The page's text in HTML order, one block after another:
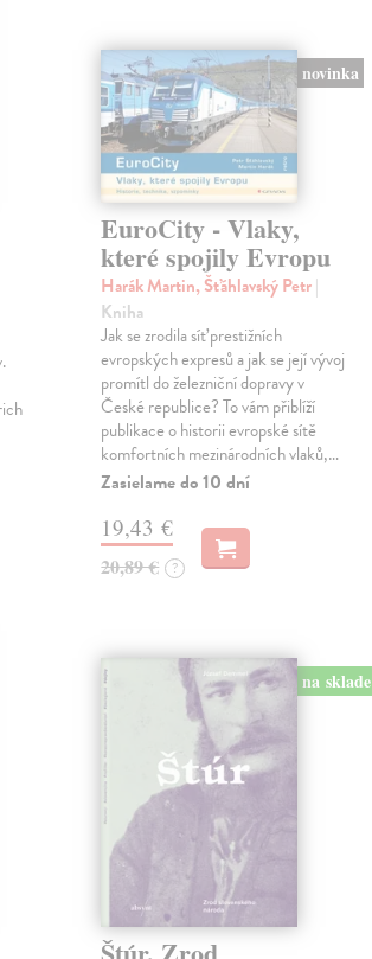
novinka
EuroCity - Vlaky,
které spojily Evropu
Harák Martin, Šťáhlavský Petr|
Kniha
Jak se zrodila síť prestižních
evropských expresů a jak se její vývoj
promítl do železniční dopravy v
České republice? To vám přiblíží
publikace o historii evropské sítě
komfortních mezinárodních vlaků,…
Zasielame do 10 dní
19,43 €
20,89 € ?
na sklade